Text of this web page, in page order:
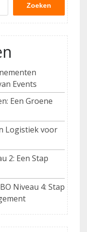
Zoeken
Events
Een Groene
Logistiek voor
2: Een Stap
Niveau 4: Stap